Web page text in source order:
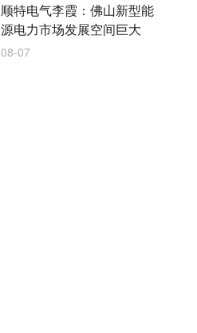
顺特电气李霞：佛山新型能
源电力市场发展空间巨大
08-07